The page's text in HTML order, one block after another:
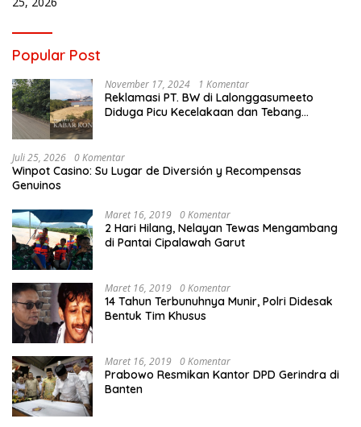
Popular Post
November 17, 2024 1 Komentar
Reklamasi PT. BW di Lalonggasumeeto
Diduga Picu Kecelakaan dan Tebang
Juli 25, 2026 0 Komentar
Winpot Casino: Su Lugar de Diversión y Recompensas
Genuinos
Maret 16, 2019 0 Komentar
2 Hari Hilang, Nelayan Tewas Mengambang
di Pantai Cipalawah Garut
Maret 16, 2019 0 Komentar
14 Tahun Terbunuhnya Munir, Polri Didesak
Bentuk Tim Khusus
Maret 16, 2019 0 Komentar
Prabowo Resmikan Kantor DPD Gerindra di
Banten